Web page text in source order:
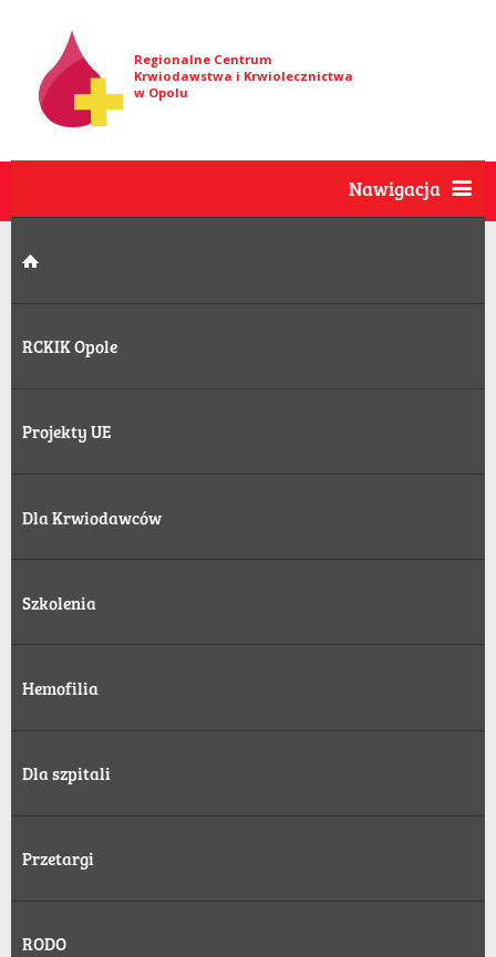
Regionalne Centrum
Krwiodawstwa i Krwiolecznictwa
w Opolu
Nawigacja
RCKIK Opole
Projekty UE
Dla Krwiodawców
Szkolenia
Hemofilia
Dla szpitali
Przetargi
RODO